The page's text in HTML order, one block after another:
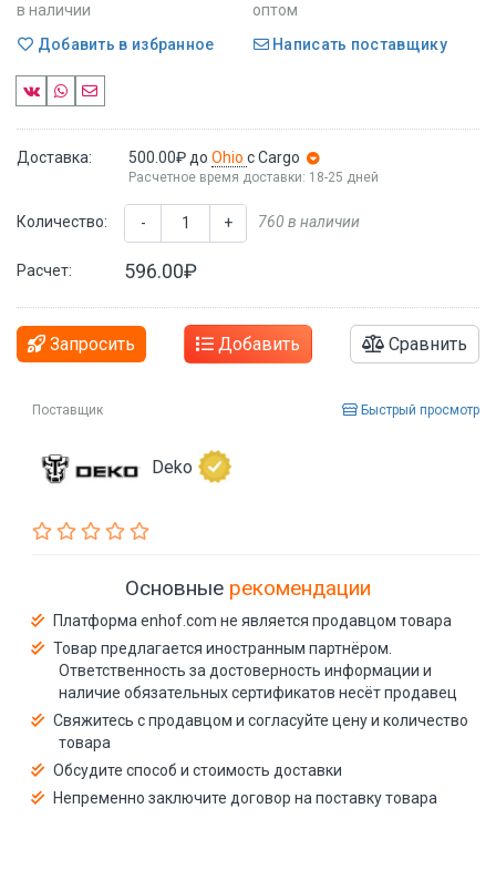
в наличии
оптом
Добавить в избранное
Написать поставщику
Доставка: 500.00₽ до Ohio с Cargo
Расчетное время доставки: 18-25 дней
Количество: - + 760 в наличии
Расчет: 596.00₽
Запросить Добавить Сравнить
Поставщик Быстрый просмотр
Deko
Основные рекомендации
Платформа enhof.com не является продавцом товара
Товар предлагается иностранным партнёром.
Ответственность за достоверность информации и
наличие обязательных сертификатов несёт продавец
Свяжитесь с продавцом и согласуйте цену и количество
товара
Обсудите способ и стоимость доставки
Непременно заключите договор на поставку товара